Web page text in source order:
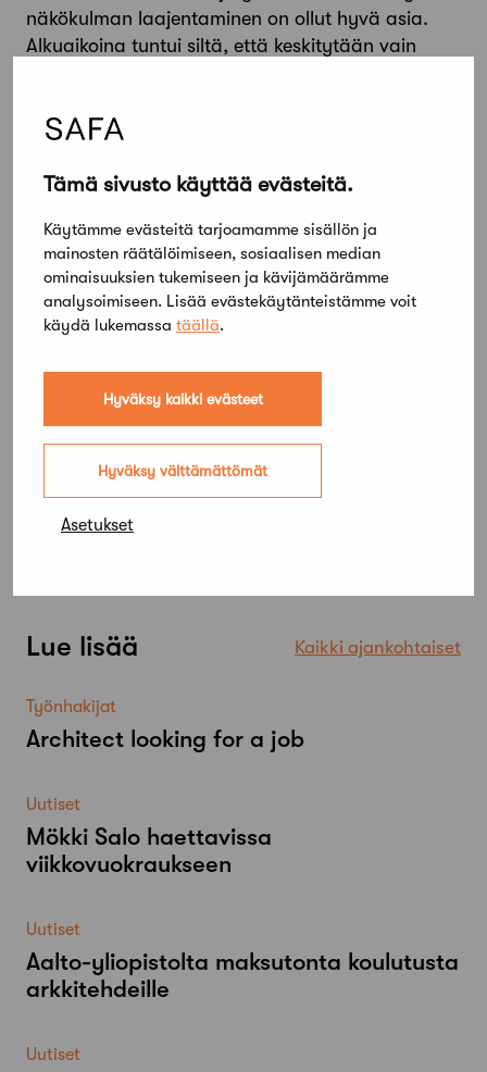
Tämä sivusto käyttää evästeitä.
Käytämme evästeitä tarjoamamme sisällön ja
mainosten räätälöimiseen, sosiaalisen median
ominaisuuksien tukemiseen ja kävijämäärämme
analysoimiseen. Lisää evästekäytänteistämme voit
käydä lukemassa täällä.
Hyväksy kaikki evästeet
Hyväksy välttämättömät
Asetukset
näkökulman laajentaminen on ollut hyvä asia.
Alkuaikoina tuntui siltä, että keskitytään vain
SAFAn jäsenyys on tuonut tietyn statuksen
suunnittelijana. Lisäksi olen käyttänyt SAFAn
lakimiespalveluita. Pidän myös tärkeänä seurata
liiton julkaisuja ja sitä kautta pysyä asioista
kärryillä suunnittelijana, vaikka työni tällä hetkellä
ei ole varsinaista arkkitehtisuunnittelua.
Jaa artikkeli
Lue lisää Kaikki ajankohtaiset
Työnhakijat
Architect looking for a job
Uutiset
Mökki Salo haettavissa
viikkovuokraukseen
Uutiset
Aalto-​yliopistolta maksutonta koulutusta
arkkitehdeille
Uutiset